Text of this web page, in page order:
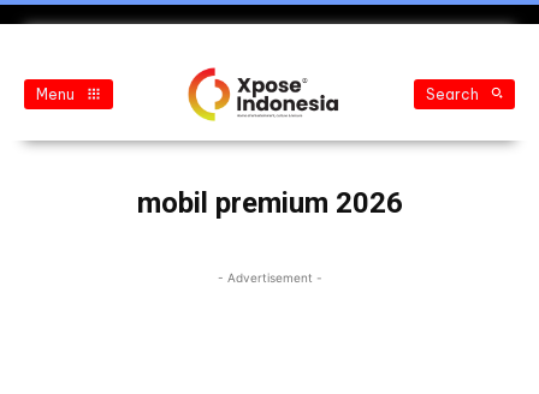
Menu Search
mobil premium 2026
- Advertisement -